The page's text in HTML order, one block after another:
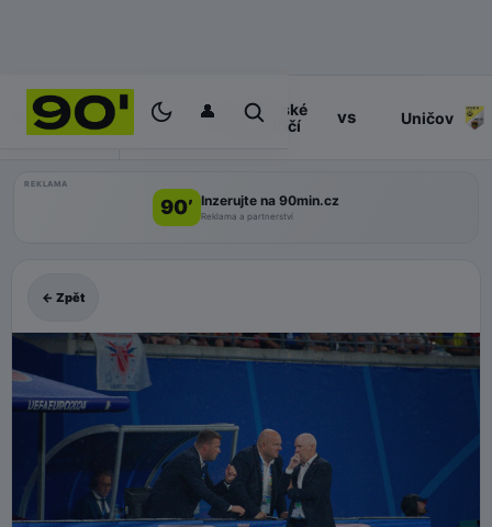
👤
PROGRAM 17:30
Valašské
Meziříčí
vs Uničov
REKLAMA
90’ Inzerujte na 90min.cz
Reklama a partnerství
← Zpět